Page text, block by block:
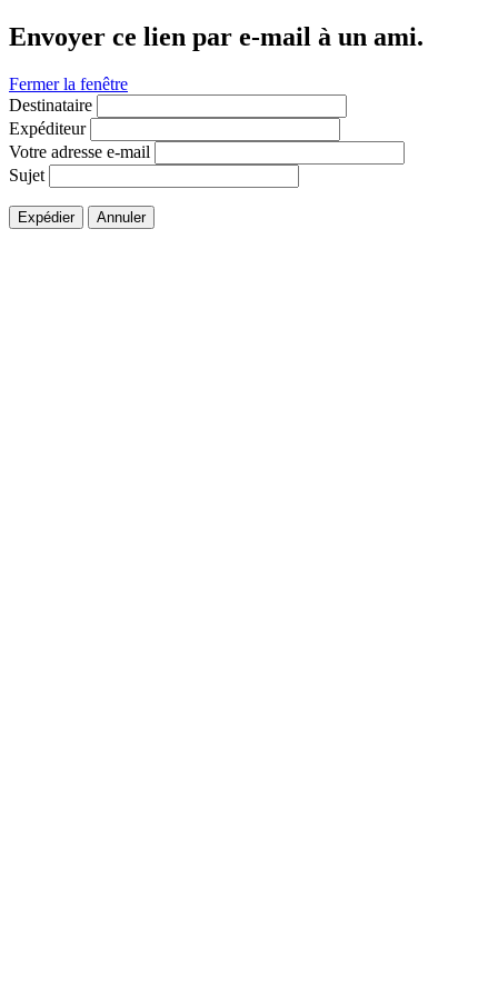
Envoyer ce lien par e-mail à un ami.
Fermer la fenêtre
Destinataire
Expéditeur
Votre adresse e-mail
Sujet
Expédier Annuler